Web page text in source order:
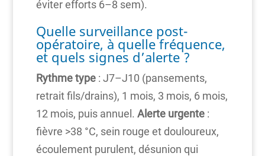
éviter efforts 6–8 sem).
Quelle surveillance post-
opératoire, à quelle fréquence,
et quels signes d’alerte ?
Rythme type: J7–J10 (pansements,
retrait fils/drains), 1 mois, 3 mois, 6 mois,
12 mois, puis annuel. Alerte urgente:
fièvre >38 °C, sein rouge et douloureux,
écoulement purulent, désunion qui